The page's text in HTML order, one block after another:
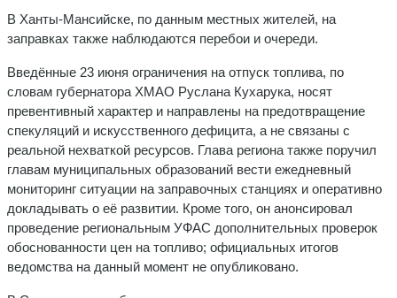
В Ханты-Мансийске, по данным местных жителей, на
заправках также наблюдаются перебои и очереди.
Введённые 23 июня ограничения на отпуск топлива, по
словам губернатора ХМАО Руслана Кухарука, носят
превентивный характер и направлены на предотвращение
спекуляций и искусственного дефицита, а не связаны с
реальной нехваткой ресурсов. Глава региона также поручил
главам муниципальных образований вести ежедневный
мониторинг ситуации на заправочных станциях и оперативно
докладывать о её развитии. Кроме того, он анонсировал
проведение региональным УФАС дополнительных проверок
обоснованности цен на топливо; официальных итогов
ведомства на данный момент не опубликовано.